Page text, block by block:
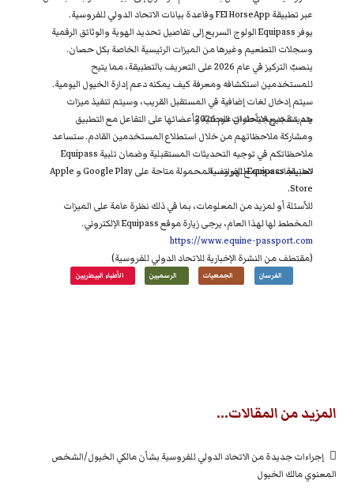
عبر تطبيقة FEI HorseApp وقاعدة بيانات الاتحاد الدولي للفروسية.
يوفر Equipass الولوج السريع إلى تفاصيل تحديد الهوية والوثائق الرقمية
وسجلات التطعيم وغيرها من الميزات الرئيسية الخاصة بكل حصان.
ينصبّ التركيز في عام 2026 على التعريف بالتطبيقة، مما يتيح
للمستخدمين استكشافه ومعرفة كيف يمكنه دعم إدارة الخيول اليومية.
سيتم إدخال لغات إضافية في المستقبل القريب، وسيتم تنفيذ ميزات
جديدة تدريجياً طوال عام 2026.
يتم تشجيع الاتحادات الوطنية وأعضائها على التفاعل مع التطبيق
ومشاركة ملاحظاتهم من خلال استطلاع المستخدمين القادم. ستساعد
ملاحظاتكم في توجيه التحديثات المستقبلية وضمان تلبية Equipass
لاحتياجات مجتمع الفروسية.
تطبيقة Equipass للهواتف المحمولة متاحة على Google Play و Apple
Store.
للأسئلة أو لمزيد من المعلومات، بما في ذلك نظرة عامة على الميزات
المخطط لها لهذا العام، يرجى زيارة موقع Equipass الإلكتروني.
https://www.equine-passport.com
(مقتطف من النشرة الإخبارية للاتحاد الدولي للفروسية)
الفرسان الجمعيات الرسميين الأطباء البيطريين
المزيد من المقالات...
إجراءات جديدة من الاتحاد الدولي للفروسية بشأن مالكي الخيول/الشخص
المعنوي مالك الخيول